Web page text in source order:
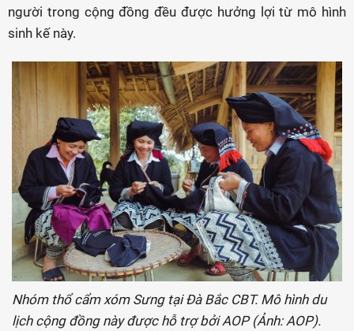
người trong cộng đồng đều được hưởng lợi từ mô hình
sinh kế này.
Nhóm thổ cẩm xóm Sưng tại Đà Bắc CBT. Mô hình du
lịch cộng đồng này được hỗ trợ bởi AOP (Ảnh: AOP).